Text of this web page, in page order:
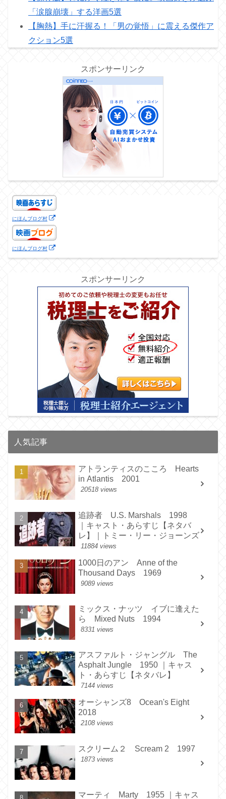
「涙腺崩壊」する洋画5選
【胸熱】手に汗握る！「男の覚悟」に震える傑作ア
クション5選
スポンサーリンク
にほんブログ村
にほんブログ村
スポンサーリンク
人気記事
アトランティスのこころ Hearts
in Atlantis 2001
20518 views
追跡者 U.S. Marshals 1998
｜キャスト・あらすじ【ネタバ
レ】｜トミー・リー・ジョーンズ
11884 views
1000日のアン Anne of the
Thousand Days 1969
9089 views
ミックス・ナッツ イブに逢えた
ら Mixed Nuts 1994
8331 views
アスファルト・ジャングル The
Asphalt Jungle 1950 ｜キャス
ト・あらすじ【ネタバレ】
7144 views
オーシャンズ8 Ocean's Eight
2018
2108 views
スクリーム２ Scream 2 1997
1873 views
マーティ Marty 1955 ｜キャス